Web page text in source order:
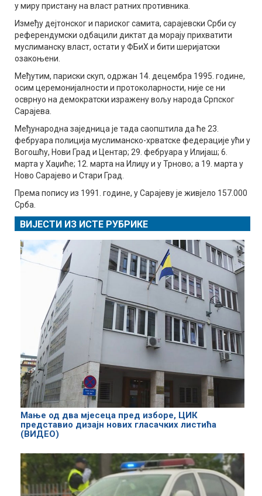
у миру пристану на власт ратних противника.
Између дејтонског и париског самита, сарајевски Срби су
референдумски одбацили диктат да морају прихватити
муслиманску власт, остати у ФБиХ и бити шеријатски
озакоњени.
Међутим, париски скуп, одржан 14. децембра 1995. године,
осим церемонијалности и протоколарности, није се ни
осврнуо на демократски изражену вољу народа Српског
Сарајева.
Међународна заједница је тада саопштила да ће 23.
фебруара полиција муслиманско-хрватске федерације ући у
Вогошћу, Нови Град и Центар; 29. фебруара у Илијаш; 6.
марта у Хаџиће; 12. марта на Илиџу и у Трново; а 19. марта у
Ново Сарајево и Стари Град.
Према попису из 1991. године, у Сарајеву је живјело 157.000
Срба.
ВИЈЕСТИ ИЗ ИСТЕ РУБРИКЕ
Мање од два мјесеца пред изборе, ЦИК
представио дизајн нових гласачких листића
(ВИДЕО)